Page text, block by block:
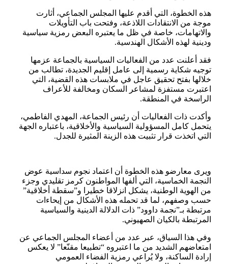
هذه الخطوة، التي أقدم عليها المجلس الجماعي، أثارت
موجة من الانتقادات اللاذعة، وفتحت باب التأويلات
والاتهامات، خاصة في ظل ما يعتبره البعض رمزية سياسية
ودينية لهذه الأشكال الهندسية.
فقد أعلنت عدد من الفعاليات السياسية بالجماعة عزمها
توجيه شكاية رسمية إلى عامل إقليم الجديدة، تطالب من
خلالها بفتح تحقيق عاجل في ملابسات هذه القضية، التي
اعتبرت مستفزة لمشاعر السكان ومخالفة للأعراف
الراسخة في المنطقة.
وأكدت ذات الفعاليات أن رئيس الجماعة، المهدي الفاطمي،
يتحمل كامل المسؤولية السياسية والأخلاقية، باعتباره الجهة
التي اتخذت قرار تثبيت هذه الزينة المثيرة للجدل.
ويرى معارضو هذه الخطوة أن اعتماد نجوم سداسية عوض
النجمة الخماسية، التي ألفها المواطنون كرمز تقليدي وجزء
من الهوية الوطنية، يشكل انزلاقا خطيرا و”سقطة أخلاقية”
حسب وصفهم، لما قد تحمله هذه الأشكال من إيحاءات
مرتبطة بـ”نجمة داوود” ذات الدلالة الدينية والسياسية
المرتبطة بالكيان الصهيوني.
وفي هذا السياق، عبر عدد من أعضاء المجلس الجماعي عن
امتعاضهم الشديد من ما اعتبروه “تطبيعا مقنّعا” لا يعكس
إرادة الساكنة، ولا يُراعي رمزية الفضاء العمومي